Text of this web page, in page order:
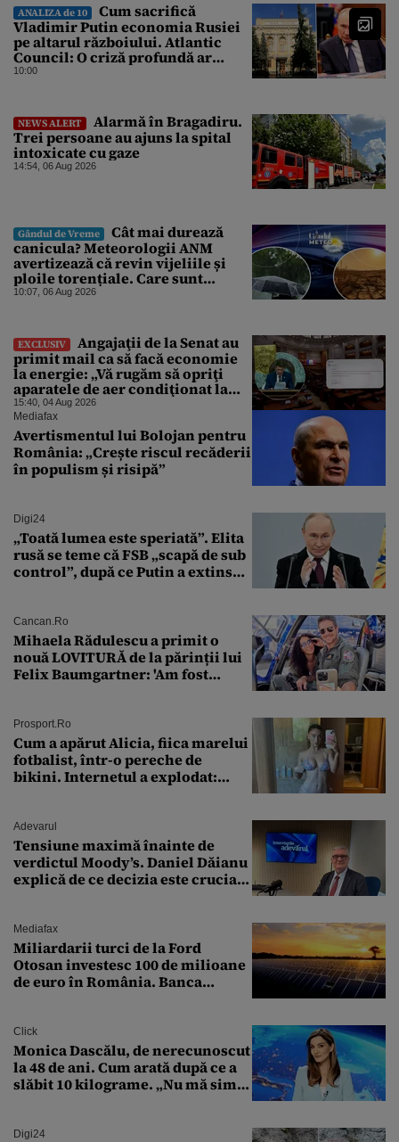
ANALIZA de 10
Cum sacrifică
Vladimir Putin economia Rusiei
pe altarul războiului. Atlantic
Council: O criză profundă ar
putea forța Kremlinul să apeleze
10:00
NEWS ALERT
Alarmă în Bragadiru.
Trei persoane au ajuns la spital
intoxicate cu gaze
14:54, 06 Aug 2026
Gândul de Vreme
Cât mai durează
canicula? Meteorologii ANM
avertizează că revin vijeliile și
ploile torențiale. Care sunt
zonele vizate, începând chiar de
10:07, 06 Aug 2026
EXCLUSIV
Angajaţii de la Senat au
primit mail ca să facă economie
la energie: „Vă rugăm să opriţi
aparatele de aer condiţionat la
sfârşitul programului”
15:40, 04 Aug 2026
Mediafax
Avertismentul lui Bolojan pentru
România: „Crește riscul recăderii
în populism și risipă”
Digi24
„Toată lumea este speriată”. Elita
rusă se teme că FSB „scapă de sub
control”, după ce Putin a extins
Cancan.ro
Mihaela Rădulescu a primit o
nouă LOVITURĂ de la părinții lui
Felix Baumgartner: 'Am fost
Prosport.ro
Cum a apărut Alicia, fiica marelui
fotbalist, într-o pereche de
bikini. Internetul a explodat:
Adevarul
Tensiune maximă înainte de
verdictul Moody’s. Daniel Dăianu
explică de ce decizia este crucială
Mediafax
Miliardarii turci de la Ford
Otosan investesc 100 de milioane
de euro în România. Banca
Click
Monica Dascălu, de nerecunoscut
la 48 de ani. Cum arată după ce a
slăbit 10 kilograme. „Nu mă simt
Digi24